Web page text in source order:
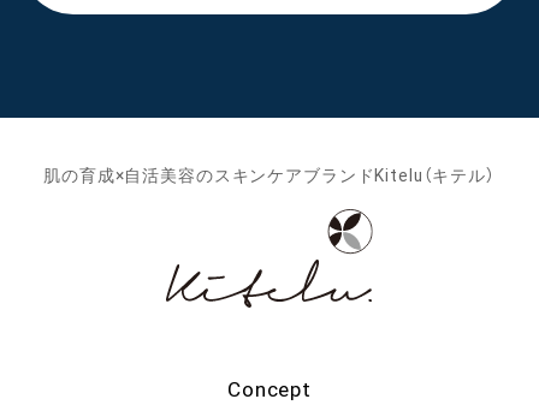
肌の育成×自活美容のスキンケアブランドKitelu（キテル）
Concept